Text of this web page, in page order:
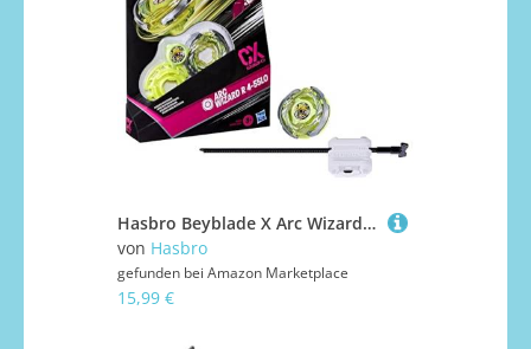
Hasbro Beyblade X Arc Wizard R 4-55LO CX Starter Pack Kreisel und Starter
von Hasbro
gefunden bei Amazon Marketplace
15,99 €